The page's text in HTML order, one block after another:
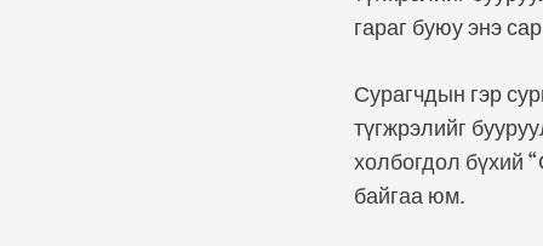
гараг буюу энэ
Сурагчдын гэр
түгжрэлийг
холбогдол бүхий
байгаа юм.